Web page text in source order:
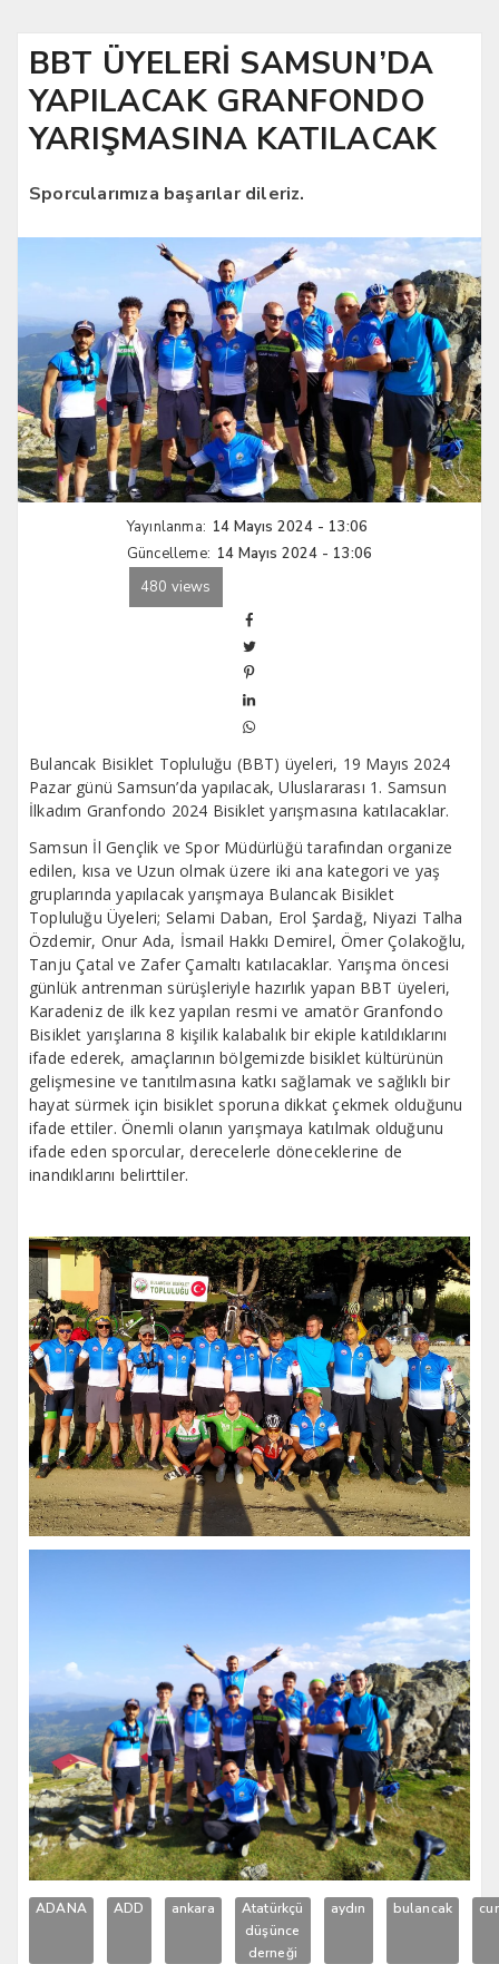
BBT ÜYELERİ SAMSUN’DA
YAPILACAK GRANFONDO
YARIŞMASINA KATILACAK
Sporcularımıza başarılar dileriz.
Yayınlanma: 14 Mayıs 2024 - 13:06
Güncelleme: 14 Mayıs 2024 - 13:06
480 views
Bulancak Bisiklet Topluluğu (BBT) üyeleri, 19 Mayıs 2024
Pazar günü Samsun’da yapılacak, Uluslararası 1. Samsun
İlkadım Granfondo 2024 Bisiklet yarışmasına katılacaklar.
Samsun İl Gençlik ve Spor Müdürlüğü tarafından organize
edilen, kısa ve Uzun olmak üzere iki ana kategori ve yaş
gruplarında yapılacak yarışmaya Bulancak Bisiklet
Topluluğu Üyeleri; Selami Daban, Erol Şardağ, Niyazi Talha
Özdemir, Onur Ada, İsmail Hakkı Demirel, Ömer Çolakoğlu,
Tanju Çatal ve Zafer Çamaltı katılacaklar. Yarışma öncesi
günlük antrenman sürüşleriyle hazırlık yapan BBT üyeleri,
Karadeniz de ilk kez yapılan resmi ve amatör Granfondo
Bisiklet yarışlarına 8 kişilik kalabalık bir ekiple katıldıklarını
ifade ederek, amaçlarının bölgemizde bisiklet kültürünün
gelişmesine ve tanıtılmasına katkı sağlamak ve sağlıklı bir
hayat sürmek için bisiklet sporuna dikkat çekmek olduğunu
ifade ettiler. Önemli olanın yarışmaya katılmak olduğunu
ifade eden sporcular, derecelerle döneceklerine de
inandıklarını belirttiler.
ADANA ADD ankara
Atatürkçü
düşünce
derneği
aydın bulancak